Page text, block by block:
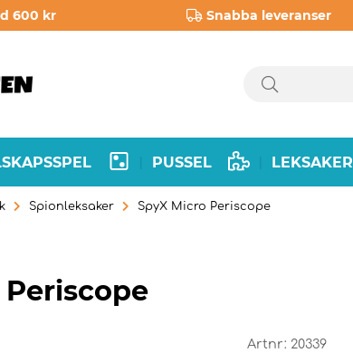
600 kr Snabba leveranser
PUSSEL LEKSAKER
Spionleksaker SpyX Micro Periscope
Artnr: 20339